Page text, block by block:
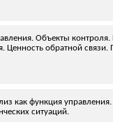
Объекты
Ценность обратной связи.
как функция
ситуаций.